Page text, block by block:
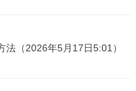
法（2026年5月17日5:01）